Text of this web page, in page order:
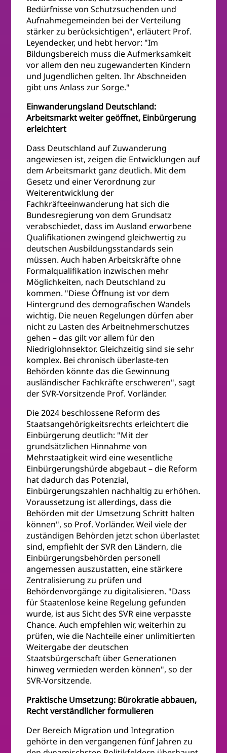
Bedürfnisse von Schutzsuchenden und
Aufnahmegemeinden bei der Verteilung
stärker zu berücksichtigen", erläutert Prof.
Leyendecker, und hebt hervor: "Im
Bildungsbereich muss die Aufmerksamkeit
vor allem den neu zugewanderten Kindern
und Jugendlichen gelten. Ihr Abschneiden
gibt uns Anlass zur Sorge."
Einwanderungsland Deutschland:
Arbeitsmarkt weiter geöffnet, Einbürgerung
erleichtert
Dass Deutschland auf Zuwanderung
angewiesen ist, zeigen die Entwicklungen auf
dem Arbeitsmarkt ganz deutlich. Mit dem
Gesetz und einer Verordnung zur
Weiterentwicklung der
Fachkräfteeinwanderung hat sich die
Bundesregierung von dem Grundsatz
verabschiedet, dass im Ausland erworbene
Qualifikationen zwingend gleichwertig zu
deutschen Ausbildungsstandards sein
müssen. Auch haben Arbeitskräfte ohne
Formalqualifikation inzwischen mehr
Möglichkeiten, nach Deutschland zu
kommen. "Diese Öffnung ist vor dem
Hintergrund des demografischen Wandels
wichtig. Die neuen Regelungen dürfen aber
nicht zu Lasten des Arbeitnehmerschutzes
gehen – das gilt vor allem für den
Niedriglohnsektor. Gleichzeitig sind sie sehr
komplex. Bei chronisch überlaste-ten
Behörden könnte das die Gewinnung
ausländischer Fachkräfte erschweren", sagt
der SVR-Vorsitzende Prof. Vorländer.
Die 2024 beschlossene Reform des
Staatsangehörigkeitsrechts erleichtert die
Einbürgerung deutlich: "Mit der
grundsätzlichen Hinnahme von
Mehrstaatigkeit wird eine wesentliche
Einbürgerungshürde abgebaut – die Reform
hat dadurch das Potenzial,
Einbürgerungszahlen nachhaltig zu erhöhen.
Voraussetzung ist allerdings, dass die
Behörden mit der Umsetzung Schritt halten
können", so Prof. Vorländer. Weil viele der
zuständigen Behörden jetzt schon überlastet
sind, empfiehlt der SVR den Ländern, die
Einbürgerungsbehörden personell
angemessen auszustatten, eine stärkere
Zentralisierung zu prüfen und
Behördenvorgänge zu digitalisieren. "Dass
für Staatenlose keine Regelung gefunden
wurde, ist aus Sicht des SVR eine verpasste
Chance. Auch empfehlen wir, weiterhin zu
prüfen, wie die Nachteile einer unlimitierten
Weitergabe der deutschen
Staatsbürgerschaft über Generationen
hinweg vermieden werden können", so der
SVR-Vorsitzende.
Praktische Umsetzung: Bürokratie abbauen,
Recht verständlicher formulieren
Der Bereich Migration und Integration
gehörte in den vergangenen fünf Jahren zu